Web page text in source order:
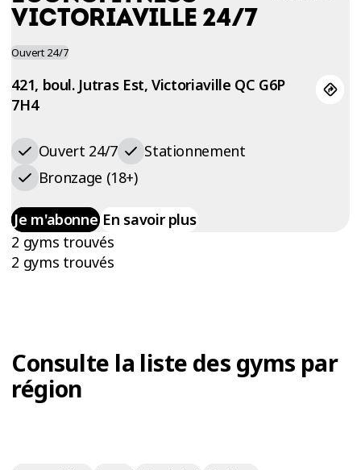
VICTORIAVILLE 24/7
Ouvert 24/7
421, boul. Jutras Est, Victoriaville QC G6P
7H4
Ouvert 24/7
Stationnement
Bronzage (18+)
Je m'abonne En savoir plus
2 gyms trouvés
2 gyms trouvés
Consulte la liste des gyms par
région